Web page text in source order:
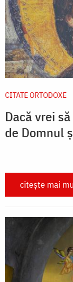
CITATE ORTODOXE
Dacă vrei
de Domnul
citește mai